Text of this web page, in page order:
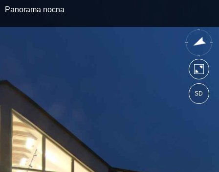
https://spacer.akzamosc.pl
Panorama nocna
SD